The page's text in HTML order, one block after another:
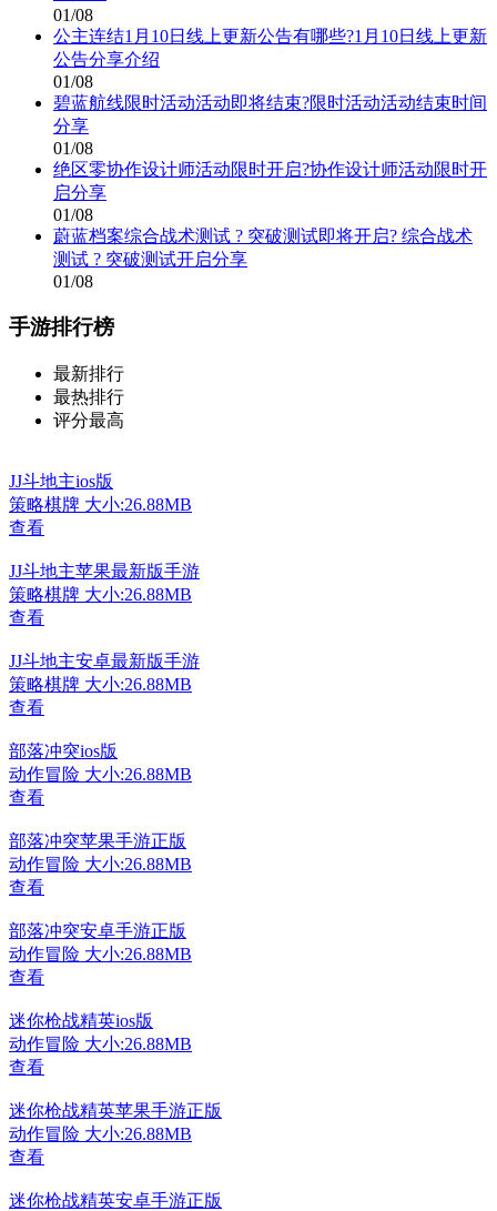
01/08
公主连结1月10日线上更新公告有哪些?1月10日线上更新
公告分享介绍
01/08
碧蓝航线限时活动活动即将结束?限时活动活动结束时间
分享
01/08
绝区零协作设计师活动限时开启?协作设计师活动限时开
启分享
01/08
蔚蓝档案综合战术测试 ? 突破测试即将开启? 综合战术
测试 ? 突破测试开启分享
01/08
手游排行榜
最新排行
最热排行
评分最高
JJ斗地主ios版
策略棋牌 大小:26.88MB
查看
JJ斗地主苹果最新版手游
策略棋牌 大小:26.88MB
查看
JJ斗地主安卓最新版手游
策略棋牌 大小:26.88MB
查看
部落冲突ios版
动作冒险 大小:26.88MB
查看
部落冲突苹果手游正版
动作冒险 大小:26.88MB
查看
部落冲突安卓手游正版
动作冒险 大小:26.88MB
查看
迷你枪战精英ios版
动作冒险 大小:26.88MB
查看
迷你枪战精英苹果手游正版
动作冒险 大小:26.88MB
查看
迷你枪战精英安卓手游正版